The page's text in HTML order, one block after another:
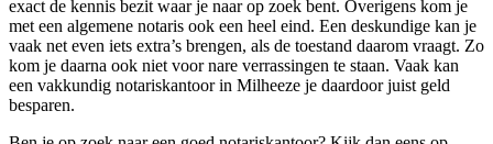
exact de kennis bezit waar je naar op zoek bent. Overigens kom je
met een algemene notaris ook een heel eind. Een deskundige kan je
vaak net even iets extra’s brengen, als de toestand daarom vraagt. Zo
kom je daarna ook niet voor nare verrassingen te staan. Vaak kan
een vakkundig notariskantoor in Milheeze je daardoor juist geld
besparen.